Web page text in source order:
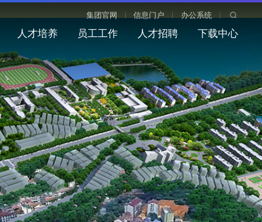
集团官网 信息门户 办公系统
人才培养 员工工作 人才招聘 下载中心